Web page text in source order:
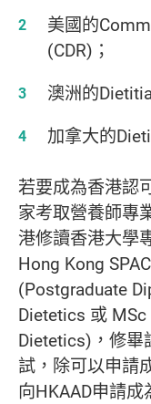
美國的
(CDR)；
澳洲的
加拿大的
若要成為香港認
家考取營養師專
港修讀香港大學
Hong Kong
(Postgraduate
Dietetics 或
Dietetics)，修畢
試，除可以申請
向HKAAD申請成